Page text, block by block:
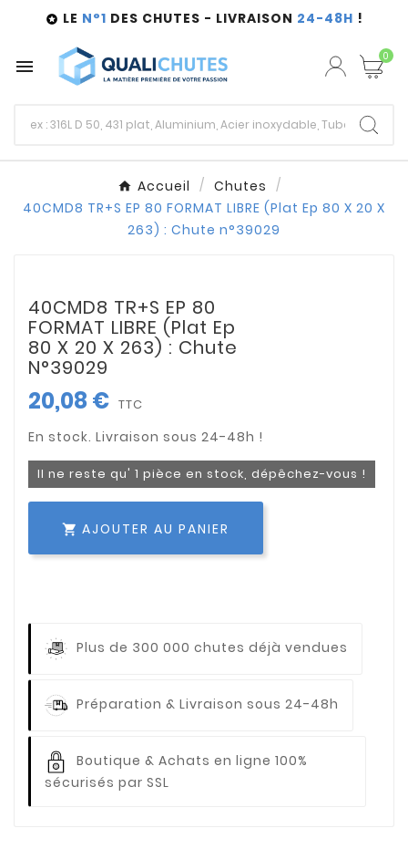
 LE N°1 DES CHUTES - LIVRAISON 24-48H !
 0
Accueil
Chutes
40CMD8 TR+S EP 80 FORMAT LIBRE (Plat Ep 80 X 20 X
263) : Chute n°39029
40CMD8 TR+S EP 80
FORMAT LIBRE (Plat Ep
80 X 20 X 263) : Chute
N°39029
20,08 € TTC
Il ne reste qu' 1 pièce en stock, dépêchez-vous !
 AJOUTER AU PANIER
Plus de 300 000 chutes déjà vendues
Préparation & Livraison sous 24-48h
Boutique & Achats en ligne 100%
sécurisés par SSL